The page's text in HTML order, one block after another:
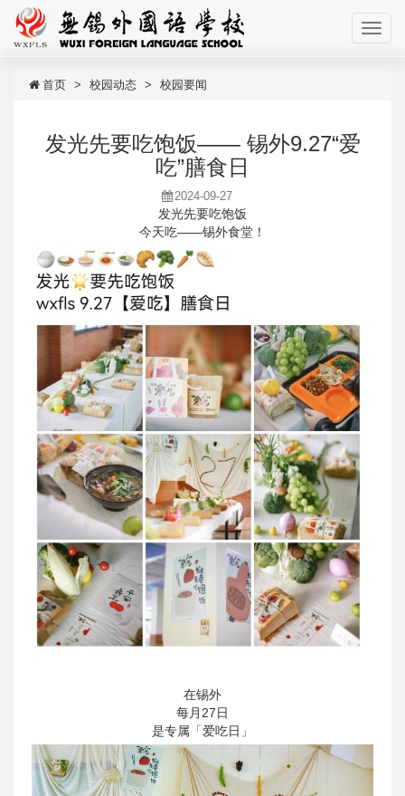
首页 校园动态 校园要闻
发光先要吃饱饭—— 锡外9.27“爱
吃”膳食日
2024-09-27
发光先要吃饱饭
今天吃——锡外食堂！
在锡外
每月27日
是专属「爱吃日」